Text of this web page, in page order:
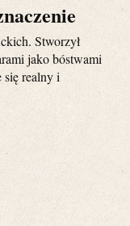
Stworzył
jako bóstwami
się realny i